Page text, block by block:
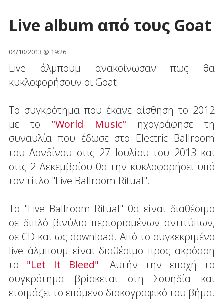
Live album από τους Goat
04/10/2013 @ 19:26
Live άλμπουμ ανακοίνωσαν πως θα
κυκλοφορήσουν οι Goat.
Το συγκρότημα που έκανε αίσθηση το 2012
με το "World Music" ηχογράφησε τη
συναυλία που έδωσε στo Electric Ballroom
του Λονδίνου στις 27 Ιουλίου του 2013 και
στις 2 Δεκεμβρίου θα την κυκλοφορήσει υπό
τον τίτλο "Live Ballroom Ritual".
Το "Live Ballroom Ritual" θα είναι διαθέσιμο
σε διπλό βινύλιο περιορισμένων αντιτύπων,
σε CD και ως download. Από το συγκεκριμένο
live άλμπουμ είναι διαθέσιμο προς ακρόαση
το "Let It Bleed". Αυτήν την εποχή το
συγκρότημα βρίσκεται στη Σουηδία και
ετοιμάζει το επόμενο δισκογραφικό του βήμα.